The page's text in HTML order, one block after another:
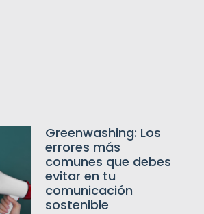
Greenwashing: Los
errores más
comunes que debes
evitar en tu
comunicación
sostenible